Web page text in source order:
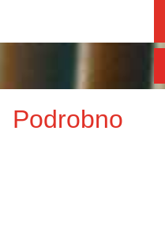
Podrobno